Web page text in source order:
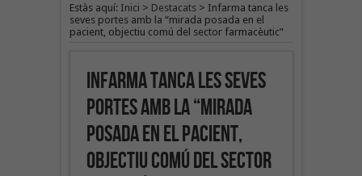
Estàs aquí: Inici > Destacats> Infarma tanca les
seves portes amb la “mirada posada en el
pacient, objectiu comú del sector farmacèutic”
Infarma tanca les seves
portes amb la “mirada
posada en el pacient,
objectiu comú del sector